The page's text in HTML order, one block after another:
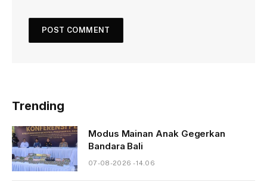
Trending
Modus Mainan Anak Gegerkan
Bandara Bali
07-08-2026 - 14.06